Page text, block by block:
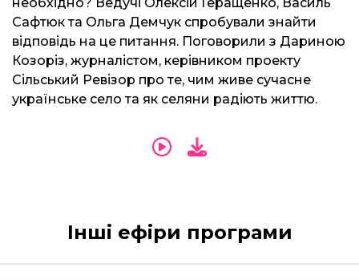
Сафтюк та Ольга Демчук спробували знайти
відповідь на це питання. Поговорили з Дариною
Козоріз, журналістом, керівником проекту
Сільський Ревізор про те, чим живе сучасне
українське село та як селяни радіють життю.
Інші ефіри програми